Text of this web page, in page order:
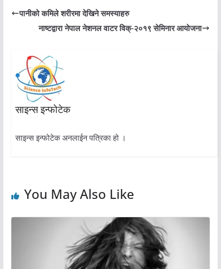
पानीको कमिले शरीरमा देखिने समस्याहरु
नाष्टद्वारा नेपाल नेशनल वाटर विक्-२०१९ सेमिनार आयोजना
साइन्स इन्फोटेक
साइन्स इन्फोटेक अनलाईन पत्रिका हो ।
You May Also Like